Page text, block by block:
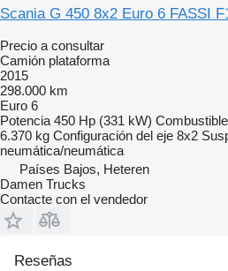
Scania G 450 8x2 Euro 6 FASSI
Precio a consultar
Camión plataforma
2015
298.000 km
Euro 6
Potencia 450 Hp (331 kW) Combustible
6.370 kg Configuración del eje 8x2
neumática/neumática
Países Bajos, Heteren
Damen Trucks
Contacte con el vendedor
Reseñas